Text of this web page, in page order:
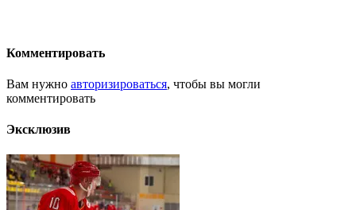
Комментировать
Вам нужно авторизироваться, чтобы вы могли
комментировать
Эксклюзив